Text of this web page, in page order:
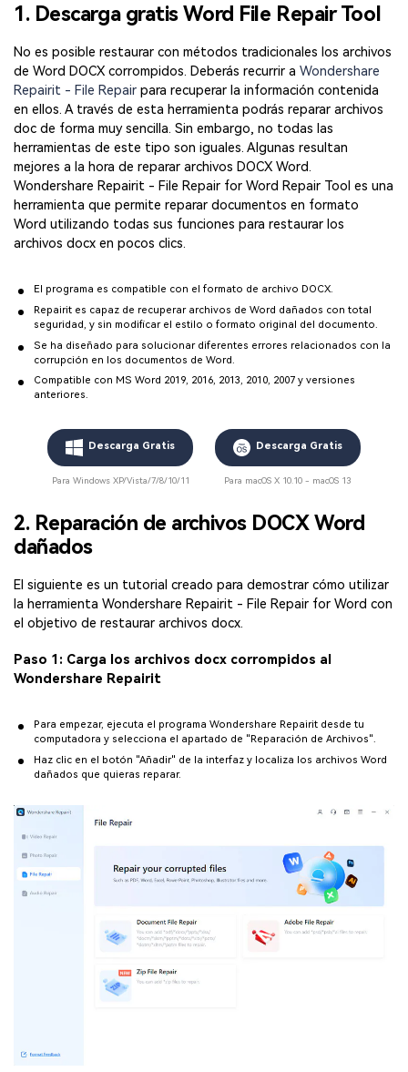
1. Descarga gratis Word File Repair Tool
No es posible restaurar con métodos tradicionales los archivos
de Word DOCX corrompidos. Deberás recurrir a Wondershare
Repairit - File Repair para recuperar la información contenida
en ellos. A través de esta herramienta podrás reparar archivos
doc de forma muy sencilla. Sin embargo, no todas las
herramientas de este tipo son iguales. Algunas resultan
mejores a la hora de reparar archivos DOCX Word.
Wondershare Repairit - File Repair for Word Repair Tool es una
herramienta que permite reparar documentos en formato
Word utilizando todas sus funciones para restaurar los
archivos docx en pocos clics.
El programa es compatible con el formato de archivo DOCX.
Repairit es capaz de recuperar archivos de Word dañados con total
seguridad, y sin modificar el estilo o formato original del documento.
Se ha diseñado para solucionar diferentes errores relacionados con la
corrupción en los documentos de Word.
Compatible con MS Word 2019, 2016, 2013, 2010, 2007 y versiones
anteriores.
Descarga Gratis
Para Windows XP/Vista/7/8/10/11
Descarga Gratis
Para macOS X 10.10 - macOS 13
2. Reparación de archivos DOCX Word
dañados
El siguiente es un tutorial creado para demostrar cómo utilizar
la herramienta Wondershare Repairit - File Repair for Word con
el objetivo de restaurar archivos docx.
Paso 1: Carga los archivos docx corrompidos al
Wondershare Repairit
Para empezar, ejecuta el programa Wondershare Repairit desde tu
computadora y selecciona el apartado de "Reparación de Archivos".
Haz clic en el botón "Añadir" de la interfaz y localiza los archivos Word
dañados que quieras reparar.